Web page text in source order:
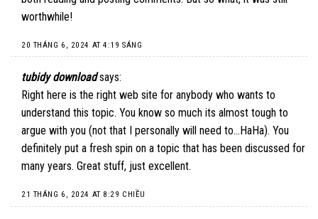
worthwhile!
20 THÁNG 6, 2024 AT 4:19 SÁNG
tubidy download says:
Right here is the right web site for anybody who wants to
understand this topic. You know so much its almost tough to
argue with you (not that I personally will need to…HaHa). You
definitely put a fresh spin on a topic that has been discussed for
many years. Great stuff, just excellent.
21 THÁNG 6, 2024 AT 8:29 CHIỀU